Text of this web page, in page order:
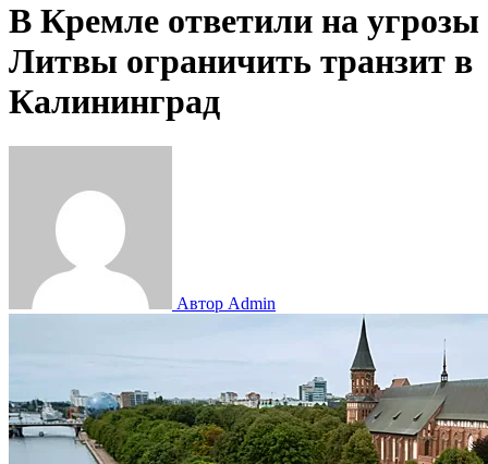
В Кремле ответили на угрозы
Литвы ограничить транзит в
Калининград
Автор Admin